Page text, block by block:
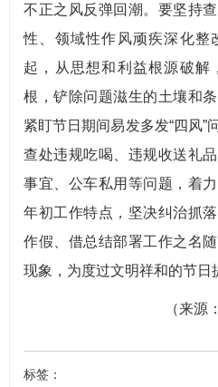
不正之风反弹回潮。要坚持
性、领域性作风顽疾深化整
起，从思想和利益根源破解
根，铲除问题滋生的土壤和
紧盯节日期间易发多发“四风”
查处违规吃喝、违规收送礼
事宜、公车私用等问题，着
年初工作特点，坚决纠治抓
作假、借总结部署工作之名
现象，为度过文明祥和的节日
（来源
标签：